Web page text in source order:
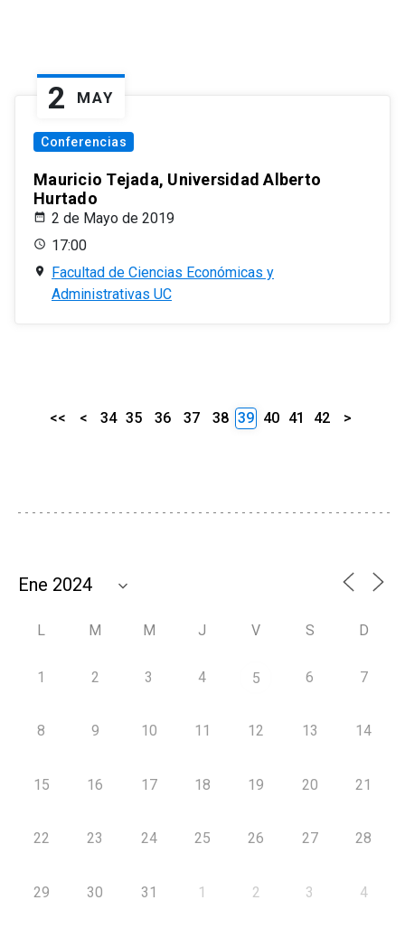
2 MAY
Conferencias
Mauricio Tejada, Universidad Alberto
Hurtado
2 de Mayo de 2019
17:00
Facultad de Ciencias Económicas y
Administrativas UC
<< < 34 35 36 37 38 39 40 41 42 >
L M M J V S D
1 2 3 4 5 6 7
8 9 10 11 12 13 14
15 16 17 18 19 20 21
22 23 24 25 26 27 28
29 30 31 1 2 3 4